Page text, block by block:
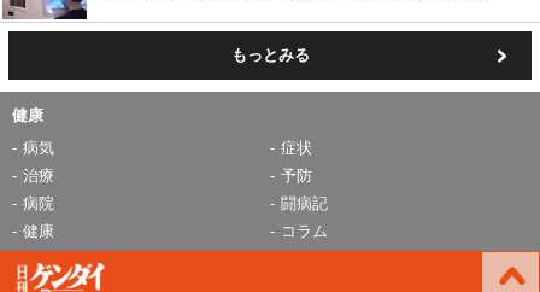
もっとみる
健康
病気
症状
治療
予防
病院
闘病記
健康
コラム